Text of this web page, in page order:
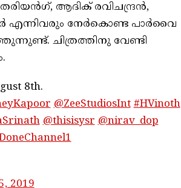
തരിയന്‍ഗ്, ആദിക് രവിചന്ദ്രന്‍,
എന്നിവരും നേര്‍കൊണ്ട പാര്‍വൈ
ചിത്രത്തിനു വേണ്ടി
8th.
@ZeeStudiosInt #HVinoth
@thisisysr @nirav_dop
2019